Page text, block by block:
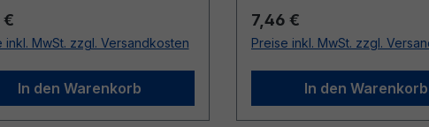
Preis:
€
inkl. MwSt. zzgl. Versandkosten
In den Warenkorb
Regulärer Preis:
7,46 €
Preise inkl. MwSt. zzgl.
In den Warenkorb